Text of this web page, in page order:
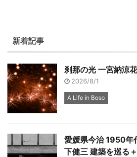
新着記事
刹那の光 一宮納涼
2026/8/1
A Life in Boso
愛媛県今治 1950
下健三 建築を巡る